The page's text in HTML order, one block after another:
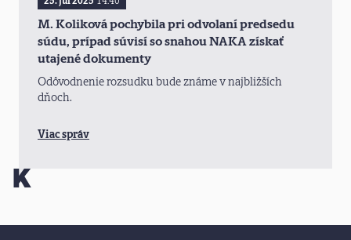
M. Koliková pochybila pri odvolaní predsedu
súdu, prípad súvisí so snahou NAKA získať
utajené dokumenty
Odôvodnenie rozsudku bude známe v najbližších
dňoch.
Viac správ